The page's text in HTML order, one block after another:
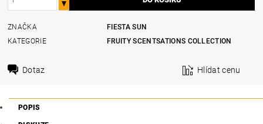
ZNAČKA
FIESTA SUN
KATEGORIE
FRUITY SCENTSATIONS COLLECTION
Dotaz Hlídat cenu
POPIS